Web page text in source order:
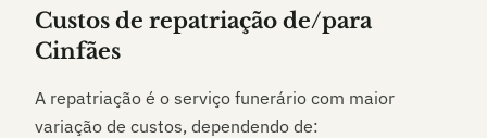
Custos de repatriação de/para
Cinfães
A repatriação é o serviço funerário com maior
variação de custos, dependendo de: